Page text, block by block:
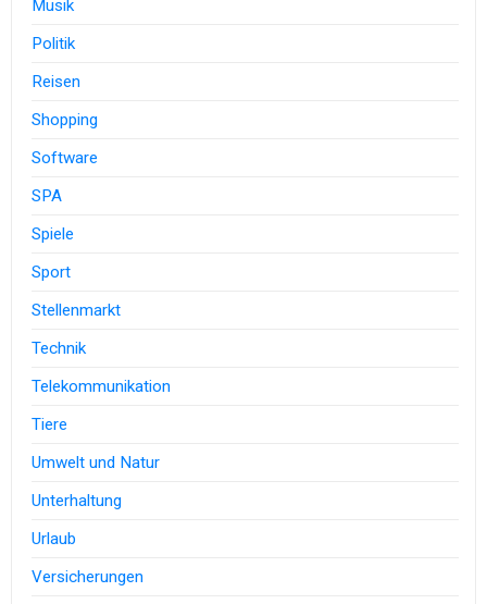
Musik
Politik
Reisen
Shopping
Software
SPA
Spiele
Sport
Stellenmarkt
Technik
Telekommunikation
Tiere
Umwelt und Natur
Unterhaltung
Urlaub
Versicherungen